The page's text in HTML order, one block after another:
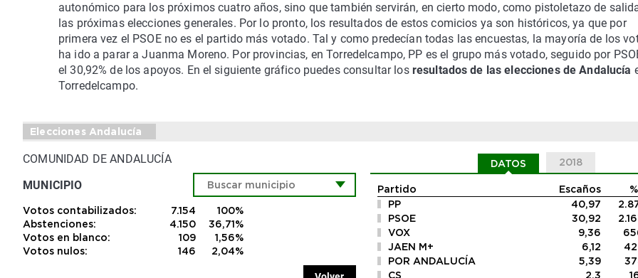
autonómico para los próximos cuatro años, sino que también servirán, en cierto modo, como pistoletazo de
las próximas elecciones generales. Por lo pronto, los resultados de estos comicios ya son históricos, ya que por
primera vez el PSOE no es el partido más votado. Tal y como predecían todas las encuestas, la mayoría de los
ha ido a parar a Juanma Moreno. Por provincias, en Torredelcampo, PP es el grupo más votado, seguido por
el 30,92% de los apoyos. En el siguiente gráfico puedes consultar los resultados de las elecciones de Andalucía
Torredelcampo.
Elecciones Andalucía
COMUNIDAD DE ANDALUCÍA
MUNICIPIO
Votos contabilizados: 7.154
100%
Abstenciones:
4.150
36,71%
Votos en blanco:
109
1,56%
Votos nulos:
146 2,04%
DATOS 2018
Partido Escaños %
PP
40,97
PSOE
30,92
VOX
9,36
JAEN M+
6,12
POR ANDALUCÍA
5,39
CS
2,3